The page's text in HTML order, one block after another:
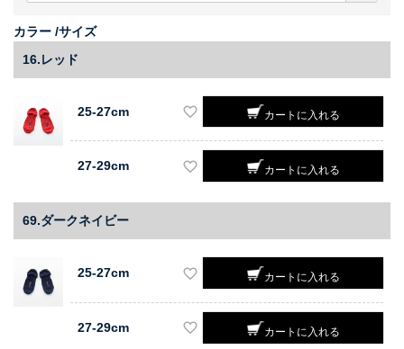
カラー サイズ
16.レッド
25-27cm カートに入れる
27-29cm カートに入れる
69.ダークネイビー
25-27cm カートに入れる
27-29cm カートに入れる